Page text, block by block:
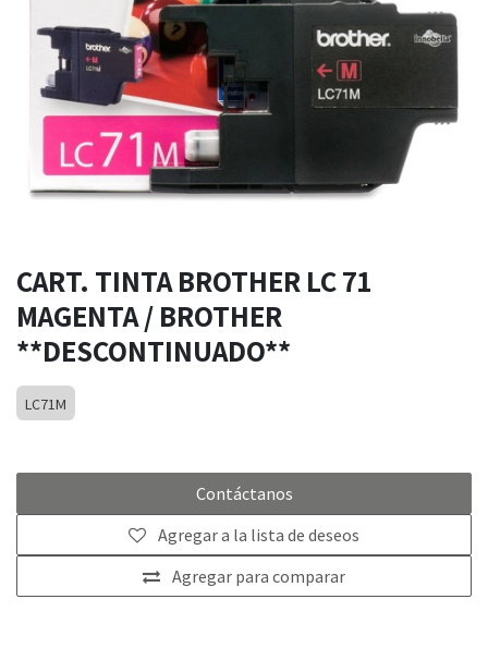
CART. TINTA BROTHER LC 71
MAGENTA / BROTHER
**DESCONTINUADO**
LC71M
Contáctanos
Agregar para comparar
Agregar a la lista de deseos